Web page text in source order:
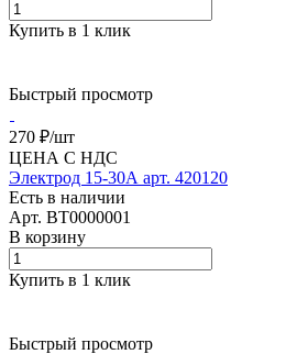
Купить в 1 клик
Быстрый просмотр
270 ₽/шт
ЦЕНА С НДС
Электрод 15-30А арт. 420120
Есть в наличии
Арт. BT0000001
В корзину
Купить в 1 клик
Быстрый просмотр